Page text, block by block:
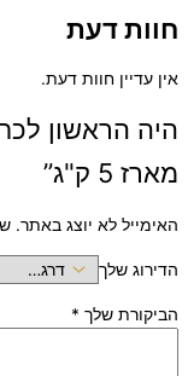
חוות דעת
אין עדיין חוות דעת.
היה הראשון
מארז 5 ק"ג”
האימייל לא יוצג באתר.
הדירוג שלך
הביקורת שלך *